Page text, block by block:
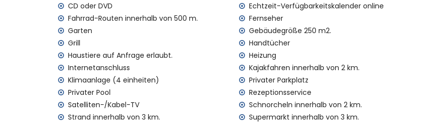
Nächster Flughafen: Valencia (innerhalb von 100 Kilometern von der Villa)
Zweitnächster Flughafen: Alicante (innerhalb von 100 Kilometern von der Villa)
Öffentliche Verkehrsmittel in der Nähe: Bus innerhalb von 3 Kilometern
Bitte erkundigen Sie sich, ob Haustiere erlaubt sind
Die Unterkunft ist sehr geeignet für Familien mit Kindern
Ausstattungen und Dienstleistungen, die im Mietpreis der Villa enthalten sind
Internet (WiFi)
Bügeleisen und Bügelbrett
Bettenwäsche und Handtücher
Rezeption und 24-Stunden-Notdienst
CD oder DVD
Echtzeit-Verfügbarkeitskalender online
Fahrrad-Routen innerhalb von 500 m.
Fernseher
Garten
Gebäudegröße 250 m2.
Grill
Handtücher
Haustiere auf Anfrage erlaubt.
Heizung
Internetanschluss
Kajakfahren innerhalb von 2 km.
Klimaanlage (4 einheiten)
Privater Parkplatz
Privater Pool
Rezeptionsservice
Satelliten-/Kabel-TV
Schnorcheln innerhalb von 2 km.
Strand innerhalb von 3 km.
Supermarkt innerhalb von 3 km.